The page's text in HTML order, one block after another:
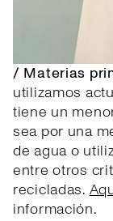
/ Materias
utilizamos
tiene un
sea por una
de agua o
entre otros
recicladas.
información.